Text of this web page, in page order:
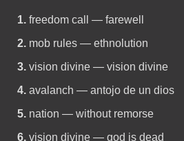
1. freedom call — farewell
2. mob rules — ethnolution
3. vision divine — vision divine
4. avalanch — antojo de un dios
5. nation — without remorse
6. vision divine — god is dead